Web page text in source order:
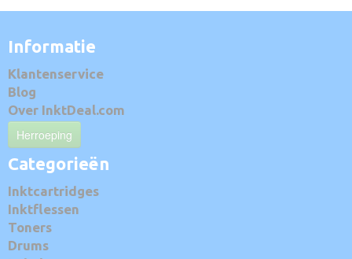
Informatie
Klantenservice
Blog
Over InktDeal.com
Herroeping
Categorieën
Inktcartridges
Inktflessen
Toners
Drums